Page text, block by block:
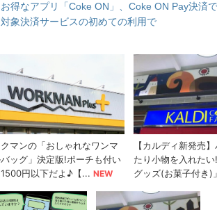
お得なアプリ「Coke ON」、Coke ON Pay決
対象決済サービスの初めての利用で